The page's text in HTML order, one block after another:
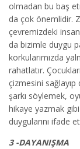
olmadan bu baş
da çok önemlidir.
çevremizdeki
da bizimle duygu
korkularımızda
rahatlatır.
çizmesini
şarkı söylemek,
hikaye yazmak
duygularını ifade
3 -DAYANIŞMA